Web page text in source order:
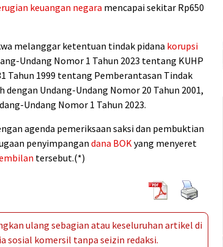
keuangan negara mencapai sekitar Rp650
melanggar ketentuan tindak pidana korupsi
Undang Nomor 1 Tahun 2023 tentang KUHP
Tahun 1999 tentang Pemberantasan Tindak
dengan Undang-Undang Nomor 20 Tahun 2001,
Undang Nomor 1 Tahun 2023.
agenda pemeriksaan saksi dan pembuktian
penyimpangan dana BOKyang menyeret
tersebut.(*)
ulang sebagian atau keseluruhan artikel di
sosial komersil tanpa seizin redaksi.